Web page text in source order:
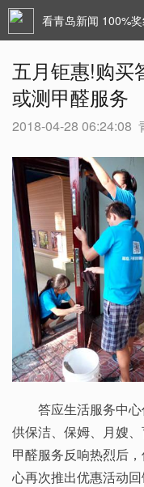
看青岛新闻 100%
五月钜惠!购买
或测甲醛服务
2018-04-28 06:24:08
答应生活服务中
供保洁、保姆、月嫂
甲醛服务反响热烈后
心再次推出优惠活动